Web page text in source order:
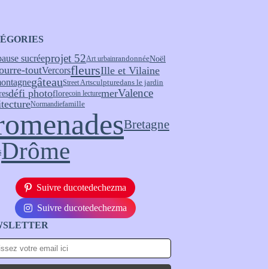
sucréeprojet 52Art urbainrandonnéeNoël
toutVercorsfleursIlle et Vilaine
gâteauStreet Artsculpturedans le jardin
défi photoflorecoin lecturemerValence
Normandiefamille
Bretagne
Drôme
Suivre ducotedechezma
Suivre ducotedechezma